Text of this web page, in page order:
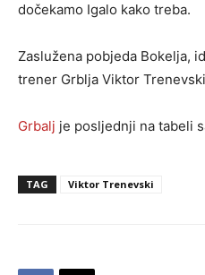
dočekamo Igalo kako treba.
Zaslužena pobjeda Bokelja,
trener Grblja Viktor
Grbalj je posljednji na tabeli
TAG Viktor Trenevski